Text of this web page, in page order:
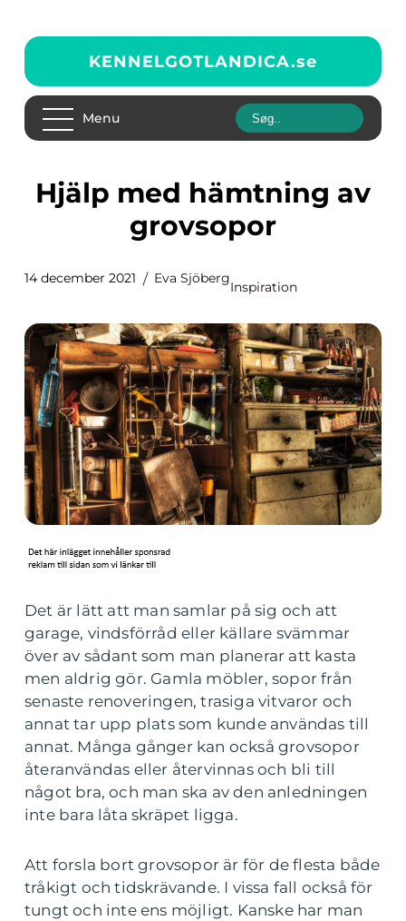
KENNELGOTLANDICA.se
Menu
Hjälp med hämtning av
grovsopor
14 december 2021 Eva Sjöberg
Inspiration
Det är lätt att man samlar på sig och att
garage, vindsförråd eller källare svämmar
över av sådant som man planerar att kasta
men aldrig gör. Gamla möbler, sopor från
senaste renoveringen, trasiga vitvaror och
annat tar upp plats som kunde användas till
annat. Många gånger kan också grovsopor
återanvändas eller återvinnas och bli till
något bra, och man ska av den anledningen
inte bara låta skräpet ligga.
Att forsla bort grovsopor är för de flesta både
tråkigt och tidskrävande. I vissa fall också för
tungt och inte ens möjligt. Kanske har man